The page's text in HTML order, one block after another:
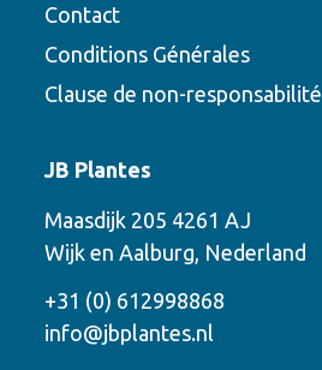
options suivantes
Contact
Conditions Générales
Clause de non-responsabilité
JB Plantes
Maasdijk 205 4261 AJ
Wijk en Aalburg, Nederland
+31 (0) 612998868
info@jbplantes.nl